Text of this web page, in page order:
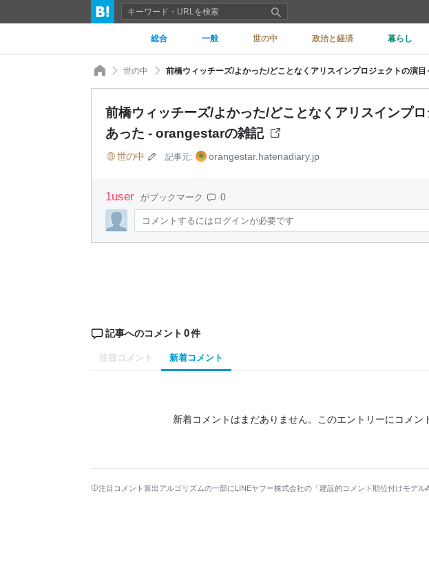
総合 一般 世の中 政治と経済 暮らし
世の中 前橋ウィッチーズ/よかった/どことなくアリスインプロジェクトの演
前橋ウィッチーズ/よかった/どことなくアリスインプ
あった - orangestarの雑記
世の中 記事元: orangestar.hatenadiary.jp
1user がブックマーク 0
コメントするにはログインが必要です
記事へのコメント 0件
注目コメント 新着コメント
新着コメントはまだありません。 このエントリーにコメン
注目コメント算出アルゴリズムの一部にLINEヤフー株式会社の「建設的コメント順位付けモデル